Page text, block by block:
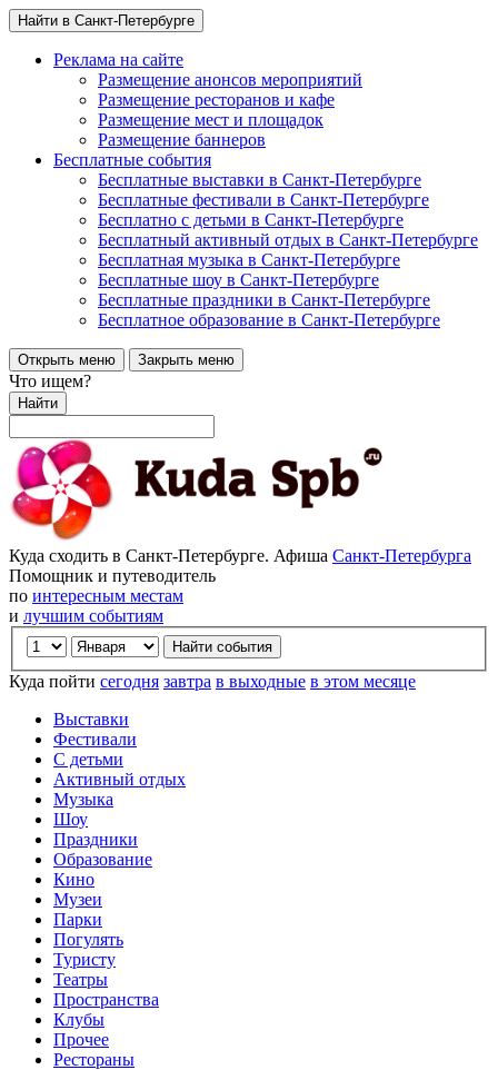
Найти в Санкт-Петербурге
Реклама на сайте
Размещение анонсов мероприятий
Размещение ресторанов и кафе
Размещение мест и площадок
Размещение баннеров
Бесплатные события
Бесплатные выставки в Санкт-Петербурге
Бесплатные фестивали в Санкт-Петербурге
Бесплатно с детьми в Санкт-Петербурге
Бесплатный активный отдых в Санкт-Петербурге
Бесплатная музыка в Санкт-Петербурге
Бесплатные шоу в Санкт-Петербурге
Бесплатные праздники в Санкт-Петербурге
Бесплатное образование в Санкт-Петербурге
Открыть меню Закрыть меню
Что ищем?
Найти
Куда сходить в Санкт-Петербурге. Афиша Санкт-Петербурга
Помощник и путеводитель
по интересным местам
и лучшим событиям
Куда пойти сегодня завтра в выходные в этом месяце
Выставки
Фестивали
С детьми
Активный отдых
Музыка
Шоу
Праздники
Образование
Кино
Музеи
Парки
Погулять
Туристу
Театры
Пространства
Клубы
Прочее
Рестораны